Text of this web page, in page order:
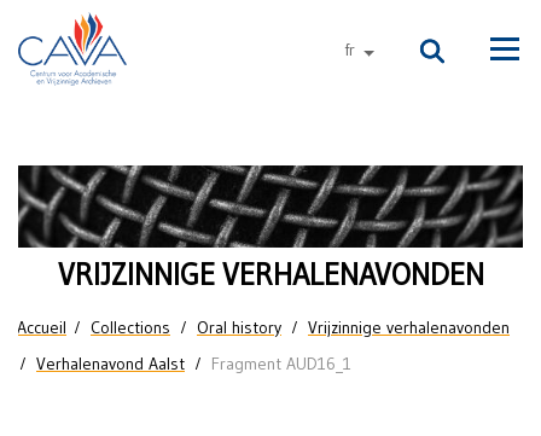
Aller au contenu principal
fr autres langues
Monica
De
Coninck
over
ouders,
VRIJZINNIGE VERHALENAVONDEN
Vous êtes ici
Accueil Collections Oral history
Vrijzinnige verhalenavonden
Verhalenavond Aalst
Fragment AUD16_1